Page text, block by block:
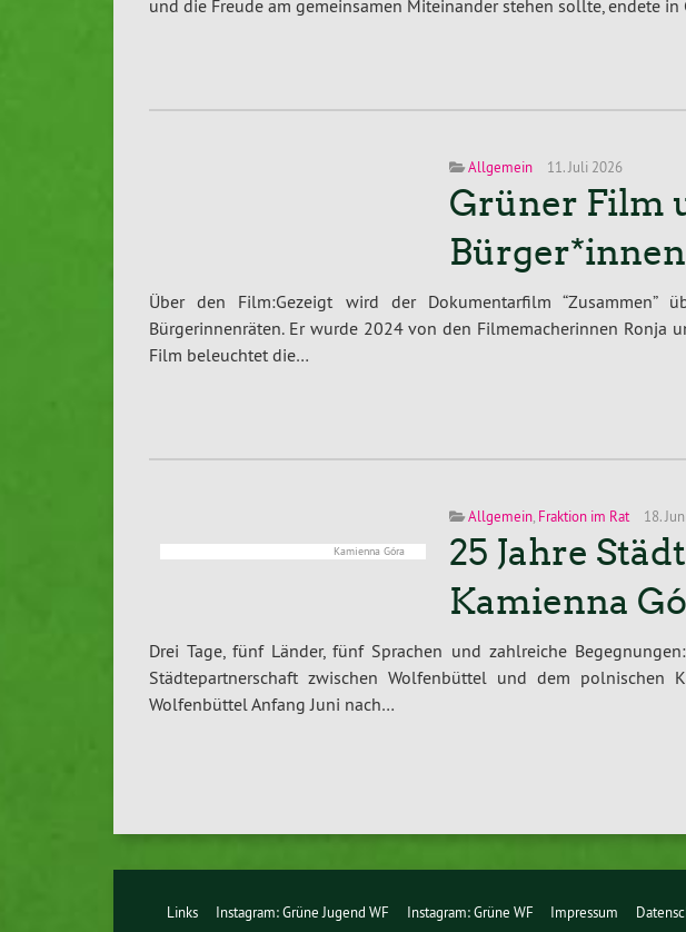
und die Freude am gemeinsamen Miteinander stehen sollte, endete in
Allgemein 11. Juli 2026
Grüner Film
Über den Film:Gezeigt wird der Dokumentarfilm
Bürgerinnenräten. Er wurde 2024 von den Filmemacherinnen Ronja
Film beleuchtet die…
Kamienna Góra
Allgemein, Fraktion im Rat 18.
25 Jahre
Kamienna
Drei Tage, fünf Länder, fünf Sprachen und zahlreiche
Städtepartnerschaft zwischen Wolfenbüttel und dem polnischen
Wolfenbüttel Anfang Juni nach…
Links Instagram: Grüne Jugend WF Instagram: Grüne WF Impressum